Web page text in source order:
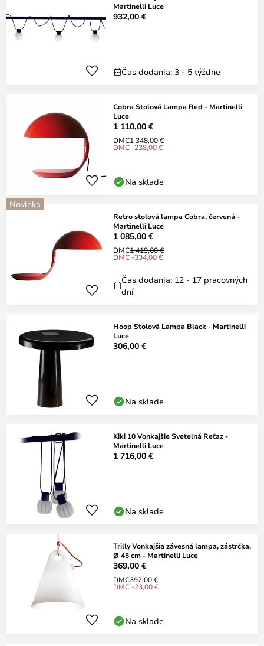
Martinelli Luce
932,00 €
Čas dodania: 3 - 5 týždne
Cobra Stolová Lampa Red - Martinelli
Luce
1 110,00 €
DMC1 348,00 €
DMC -238,00 €
Na sklade
Novinka
Retro stolová lampa Cobra, červená -
Martinelli Luce
1 085,00 €
DMC1 419,00 €
DMC -334,00 €
Čas dodania: 12 - 17 pracovných
dní
Hoop Stolová Lampa Black - Martinelli
Luce
306,00 €
Na sklade
Kiki 10 Vonkajšie Svetelná Reťaz -
Martinelli Luce
1 716,00 €
Na sklade
Trilly Vonkajšia závesná lampa, zástrčka,
Ø 45 cm - Martinelli Luce
369,00 €
DMC392,00 €
DMC -23,00 €
Na sklade